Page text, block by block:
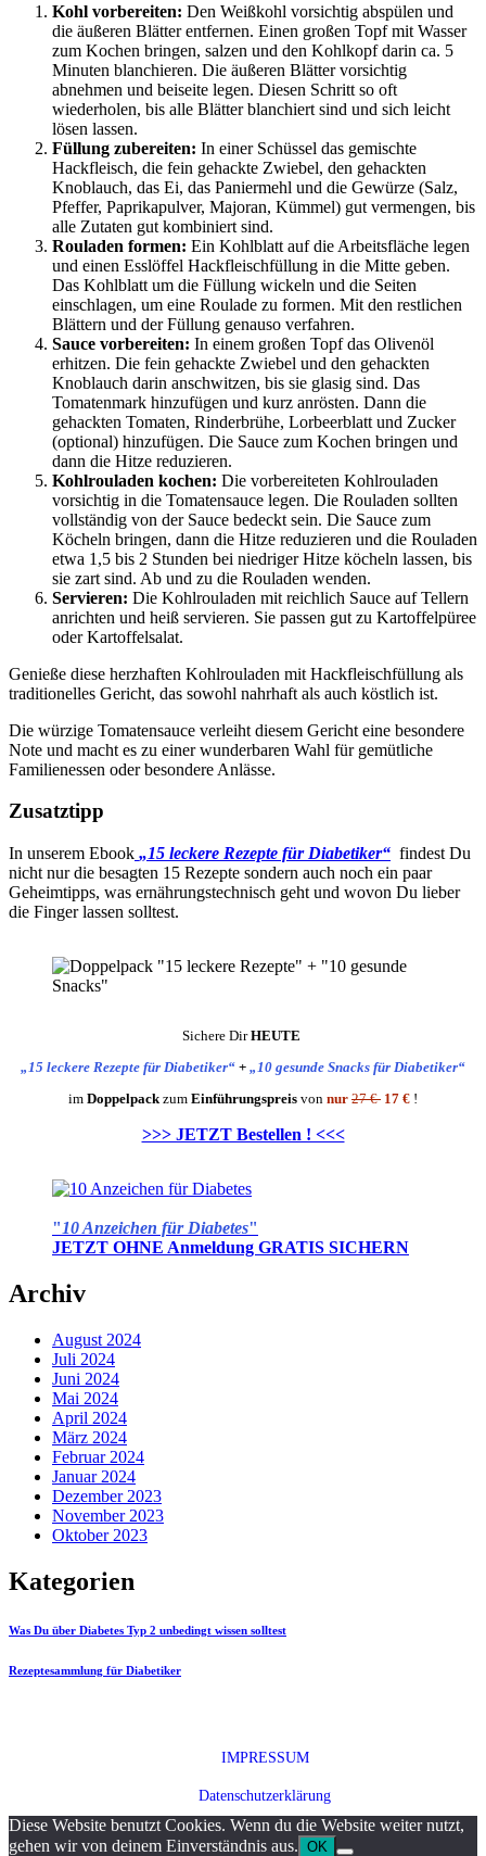
Kohl vorbereiten: Den Weißkohl vorsichtig abspülen und
die äußeren Blätter entfernen. Einen großen Topf mit Wasser
zum Kochen bringen, salzen und den Kohlkopf darin ca. 5
Minuten blanchieren. Die äußeren Blätter vorsichtig
abnehmen und beiseite legen. Diesen Schritt so oft
wiederholen, bis alle Blätter blanchiert sind und sich leicht
lösen lassen.
Füllung zubereiten: In einer Schüssel das gemischte
Hackfleisch, die fein gehackte Zwiebel, den gehackten
Knoblauch, das Ei, das Paniermehl und die Gewürze (Salz,
Pfeffer, Paprikapulver, Majoran, Kümmel) gut vermengen, bis
alle Zutaten gut kombiniert sind.
Rouladen formen: Ein Kohlblatt auf die Arbeitsfläche legen
und einen Esslöffel Hackfleischfüllung in die Mitte geben.
Das Kohlblatt um die Füllung wickeln und die Seiten
einschlagen, um eine Roulade zu formen. Mit den restlichen
Blättern und der Füllung genauso verfahren.
Sauce vorbereiten: In einem großen Topf das Olivenöl
erhitzen. Die fein gehackte Zwiebel und den gehackten
Knoblauch darin anschwitzen, bis sie glasig sind. Das
Tomatenmark hinzufügen und kurz anrösten. Dann die
gehackten Tomaten, Rinderbrühe, Lorbeerblatt und Zucker
(optional) hinzufügen. Die Sauce zum Kochen bringen und
dann die Hitze reduzieren.
Kohlrouladen kochen: Die vorbereiteten Kohlrouladen
vorsichtig in die Tomatensauce legen. Die Rouladen sollten
vollständig von der Sauce bedeckt sein. Die Sauce zum
Köcheln bringen, dann die Hitze reduzieren und die Rouladen
etwa 1,5 bis 2 Stunden bei niedriger Hitze köcheln lassen, bis
sie zart sind. Ab und zu die Rouladen wenden.
Servieren: Die Kohlrouladen mit reichlich Sauce auf Tellern
anrichten und heiß servieren. Sie passen gut zu Kartoffelpüree
oder Kartoffelsalat.
Genieße diese herzhaften Kohlrouladen mit Hackfleischfüllung als
traditionelles Gericht, das sowohl nahrhaft als auch köstlich ist.
Die würzige Tomatensauce verleiht diesem Gericht eine besondere
Note und macht es zu einer wunderbaren Wahl für gemütliche
Familienessen oder besondere Anlässe.
Zusatztipp
In unserem Ebook „15 leckere Rezepte für Diabetiker“ findest Du
nicht nur die besagten 15 Rezepte sondern auch noch ein paar
Geheimtipps, was ernährungstechnisch geht und wovon Du lieber
die Finger lassen solltest.
Sichere DirHEUTE
„15 leckere Rezepte für Diabetiker“ + „10 gesunde Snacks für Diabetiker“
im Doppelpackzum Einführungspreis von nur 27 € 17 € !
>>> JETZT Bestellen ! <<<
" 10 Anzeichen für Diabetes"
JETZT OHNE Anmeldung GRATIS SICHERN
Archiv
August 2024
Juli 2024
Juni 2024
Mai 2024
April 2024
März 2024
Februar 2024
Januar 2024
Dezember 2023
November 2023
Oktober 2023
Kategorien
Was Du über Diabetes Typ 2 unbedingt wissen solltest
Rezeptesammlung für Diabetiker
IMPRESSUM
Datenschutzerklärung
Diese Website benutzt Cookies. Wenn du die Website weiter nutzt,
gehen wir von deinem Einverständnis aus. OK